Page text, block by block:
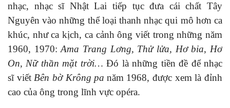
nhạc, nhạc sĩ Nhật Lai tiếp tục đưa cái chấtTây
Nguyênvàonhững thể loại thanh nhạcqui mô hơn ca
khúc, như cakịch, ca cảnhông viết trong những năm
1960, 1970:Ama Trang Lơng, Thử lửa, Hơ bia, Hơ
On, Nữ thần mặt trời… Đó là những tiền đề để nhạc
sĩ viếtBên bờ Krông pa năm 1968, được xem làđỉnh
cao của ông trong lĩnh vực opéra.